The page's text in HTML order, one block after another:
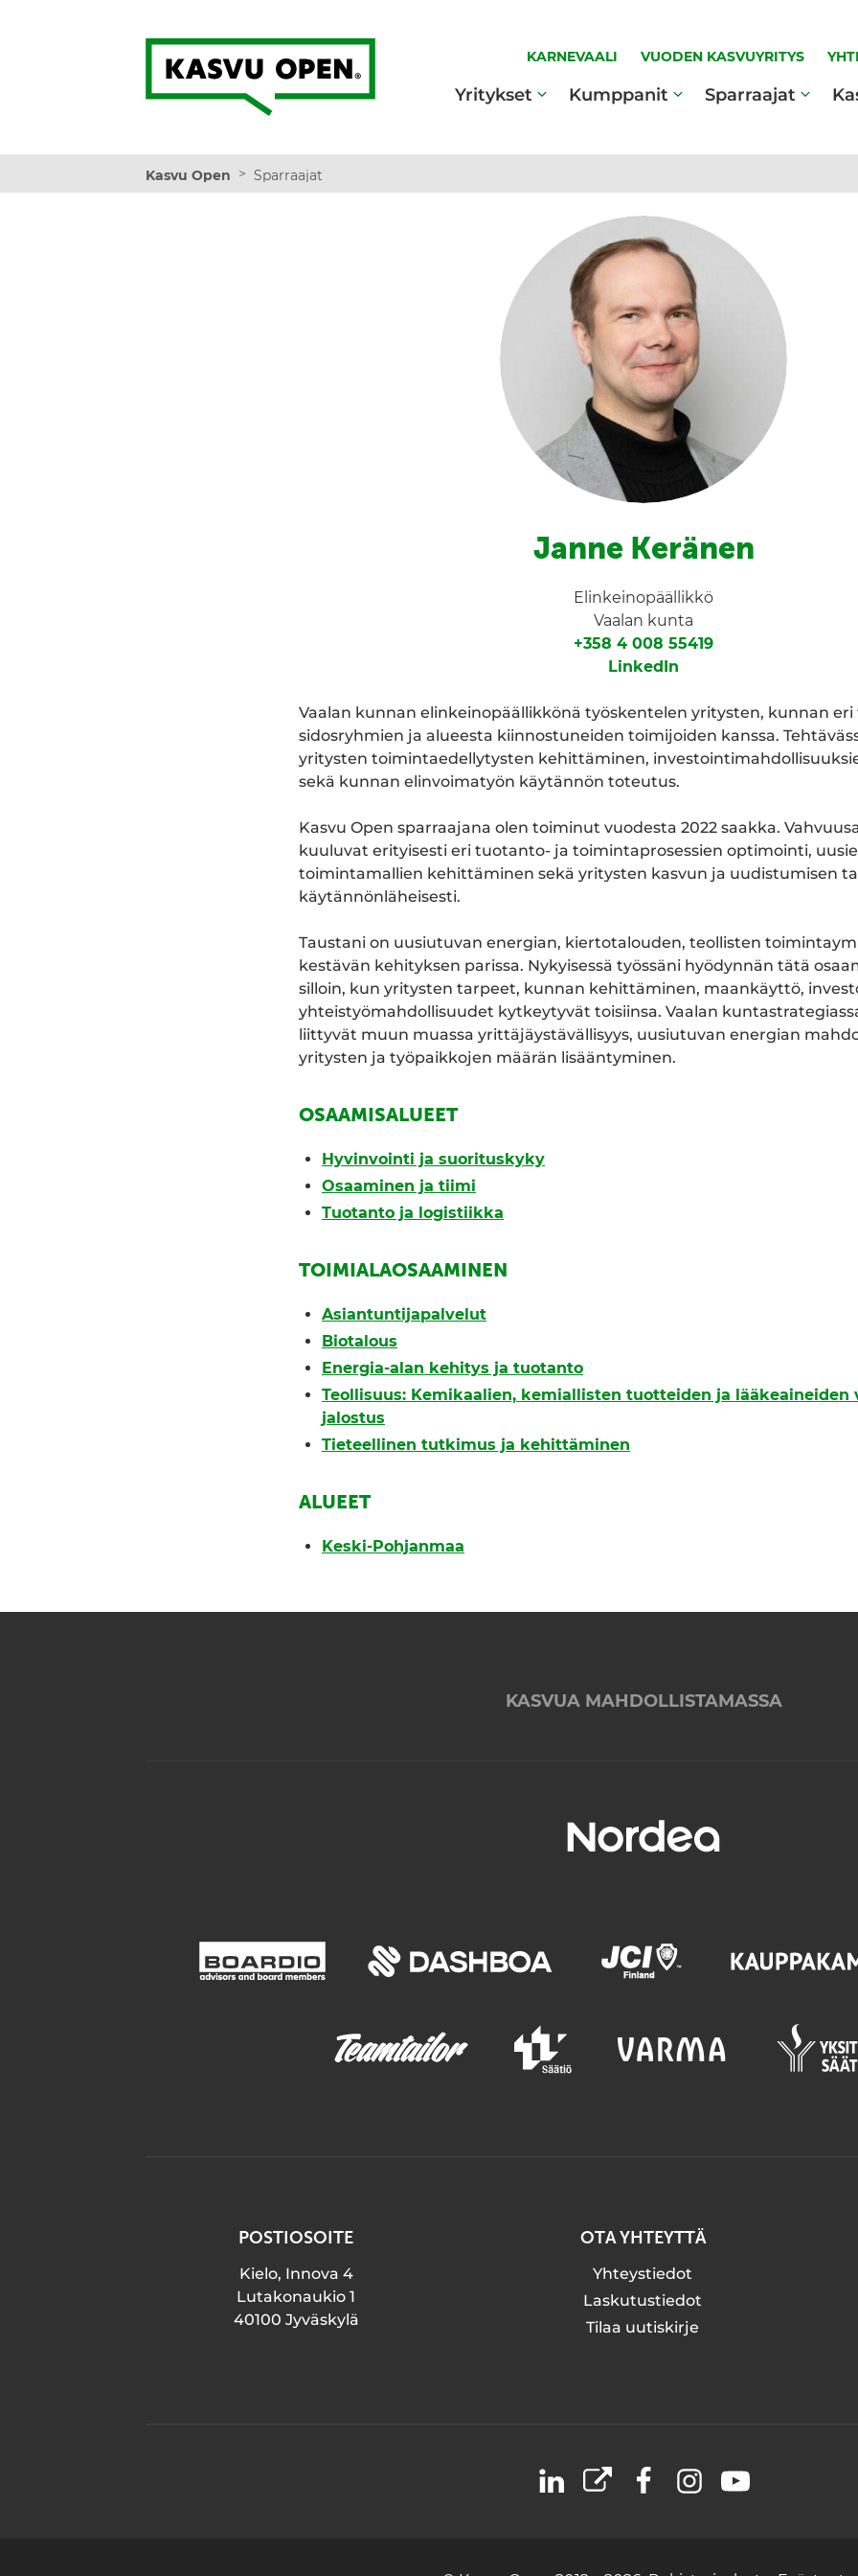
Kasvu Open
KARNEVAALI VUODEN KASVUYRITYS
Yritykset Kumppanit Sparraajat
Kasvu Open > Sparraajat
Janne Keränen
Elinkeinopäällikkö
Vaalan kunta
+358 4 008 55419
LinkedIn
Vaalan kunnan elinkeinopäällikkönä työskentelen yritysten, kunnan eri
sidosryhmien ja alueesta kiinnostuneiden toimijoiden kanssa.
yritysten toimintaedellytysten kehittäminen,
sekä kunnan elinvoimatyön käytännön toteutus.
Kasvu Open sparraajana olen toiminut vuodesta 2022 saakka.
kuuluvat erityisesti eri tuotanto- ja toimintaprosessien optimointi,
toimintamallien kehittäminen sekä yritysten kasvun ja uudistumisen
käytännönläheisesti.
Taustani on uusiutuvan energian, kiertotalouden, teollisten
kestävän kehityksen parissa. Nykyisessä työssäni hyödynnän tätä
silloin, kun yritysten tarpeet, kunnan kehittäminen, maankäyttö,
yhteistyömahdollisuudet kytkeytyvät toisiinsa. Vaalan
liittyvät muun muassa yrittäjäystävällisyys, uusiutuvan energian
yritysten ja työpaikkojen määrän lisääntyminen.
OSAAMISALUEET
Hyvinvointi ja suorituskyky
Osaaminen ja tiimi
Tuotanto ja logistiikka
TOIMIALAOSAAMINEN
Asiantuntijapalvelut
Biotalous
Energia-alan kehitys ja tuotanto
Teollisuus: Kemikaalien, kemiallisten tuotteiden ja lääkeaineiden
jalostus
Tieteellinen tutkimus ja kehittäminen
ALUEET
Keski-Pohjanmaa
KASVUA MAHDOLLISTAMASSA
POSTIOSOITE
Kielo, Innova 4
Lutakonaukio 1
40100 Jyväskylä
OTA YHTEYTTÄ
Yhteystiedot
Laskutustiedot
Tilaa uutiskirje
LinkedIn
X FacebookInstagramYouTube